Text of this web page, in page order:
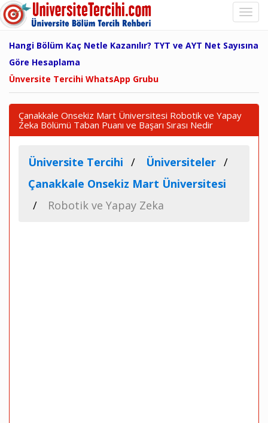
Hangi Bölüm Kaç Netle Kazanılır? TYT ve AYT Net Sayısına
Göre Hesaplama
Ünversite Tercihi WhatsApp Grubu
Çanakkale Onsekiz Mart Üniversitesi Robotik ve Yapay
Zeka Bölümü Taban Puanı ve Başarı Sırası Nedir
Üniversite Tercihi
Üniversiteler
Çanakkale Onsekiz Mart Üniversitesi
Robotik ve Yapay Zeka